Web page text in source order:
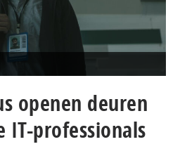
openen deuren
professionals